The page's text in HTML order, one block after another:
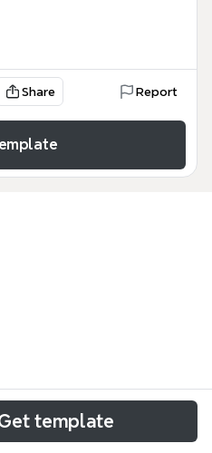
Share Report
de los ordenadores'
y máquinas,
template